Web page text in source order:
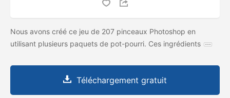
Nous avons créé ce jeu de 207 pinceaux Photoshop en
utilisant plusieurs paquets de pot-pourri. Ces ingrédients
Téléchargement gratuit